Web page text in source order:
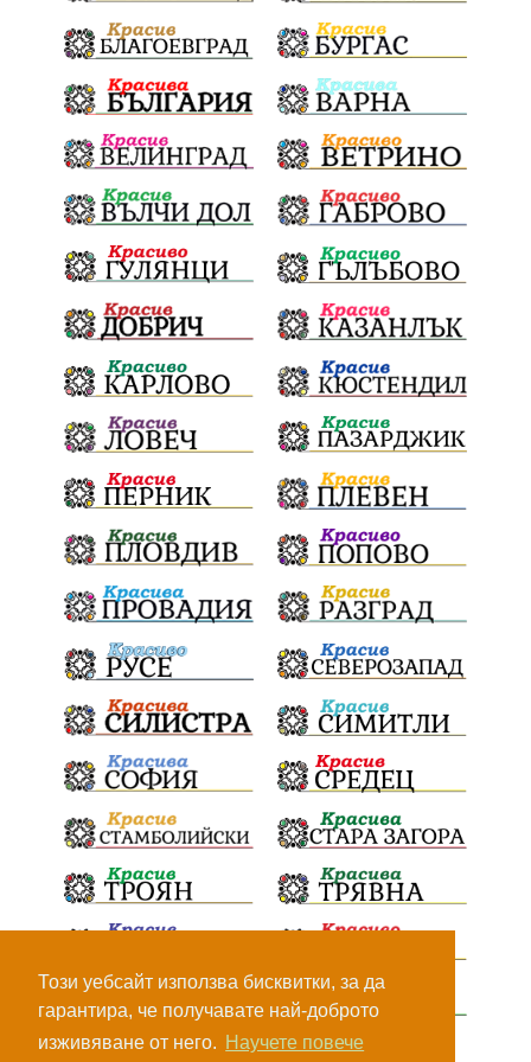
Този уебсайт използва бисквитки, за да
гарантира, че получавате най-доброто
изживяване от него. Научете повече
Отговорност БългарскиДух ОбщинскиСъвет
Полиграф ДетекторНаЛъжата МВР
ОбезпечителниМерки МестнаВласт Котел
СИК Ружица РайнаКнягиня
ВеселинОрешков Шофьори
НационаленШампион ОрлинОрлиновЕнчев
ВСС СъдебнаРеформа Шантаж
ПолитическиНатиск ЗаплахаЗаАрест
ПартияВеличие ЕкатеринаДафовска Тракия
ПТП Сливен КварталРечица Данъци
ПътнаИнфраструктура Асфалт
БрашноСтоименов ИстинскиХляб
БългарскоКачество Запис
ПолитическоЗадкулисие Микродрон
КомарДрон КитайскаТехнология
ВоенниТехнологии Наркотици
Демерджиев
НеНаНаркотиците РодителиГоворете